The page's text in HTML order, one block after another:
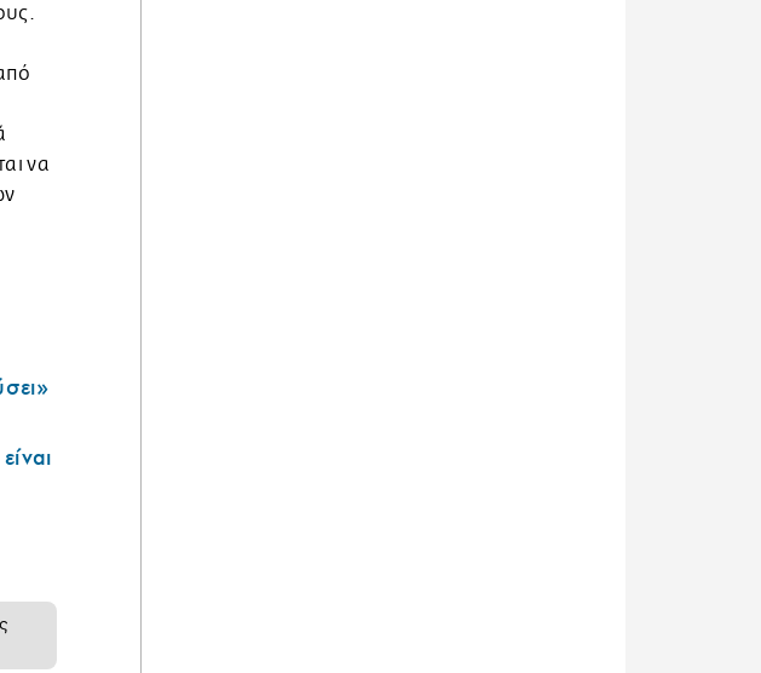
να